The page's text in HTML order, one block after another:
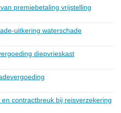
premiebetaling vrijstelling
uitkering waterschade
diepvrieskast
contractbreuk bij reisverzekering